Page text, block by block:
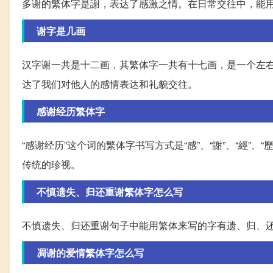
多谢的繁体字是謝，表达了感激之情。在日常交往中，能
谢字是几画
汉字谢一共是十二画，其繁体字一共有十七画，是一个
达了我们对他人的感情表达和礼貌交往。
感谢经历繁体字
“感谢经历”这个词的繁体字书写方式是“感”、“謝”、“經”
传统的珍视。
不慎遗失、归还重谢繁体字怎么写
不慎遗失、归还重谢句子中能用繁体来写的字有遗、归
凋谢的爱情繁体字怎么写